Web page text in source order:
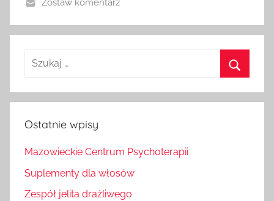
Zostaw komentarz
Szukaj
Ostatnie wpisy
Mazowieckie Centrum Psychoterapii
Suplementy dla włosów
Zespół jelita drażliwego